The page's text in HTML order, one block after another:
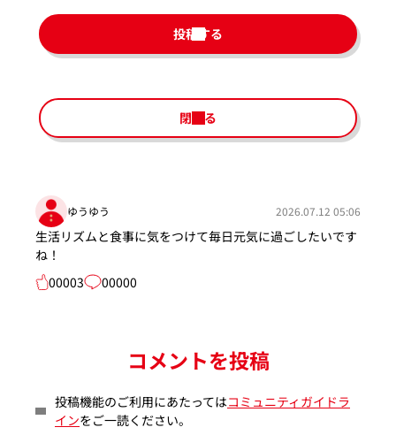
投稿する
閉じる
ゆうゆう 2026.07.12 05:06
生活リズムと食事に気をつけて毎日元気に過ごしたいです
ね！
00003
00000
コメントを投稿
投稿機能のご利用にあたってはコミュニティガイドラ
インをご一読ください。